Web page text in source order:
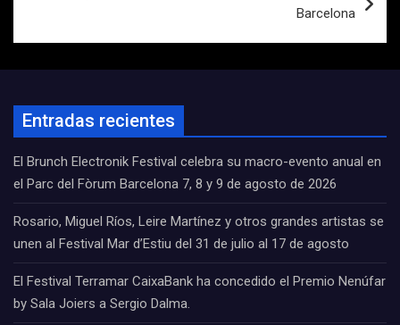
Barcelona
Entradas recientes
El Brunch Electronik Festival celebra su macro-evento anual en
el Parc del Fòrum Barcelona 7, 8 y 9 de agosto de 2026
Rosario, Miguel Ríos, Leire Martínez y otros grandes artistas se
unen al Festival Mar d’Estiu del 31 de julio al 17 de agosto
El Festival Terramar CaixaBank ha concedido el Premio Nenúfar
by Sala Joiers a Sergio Dalma.